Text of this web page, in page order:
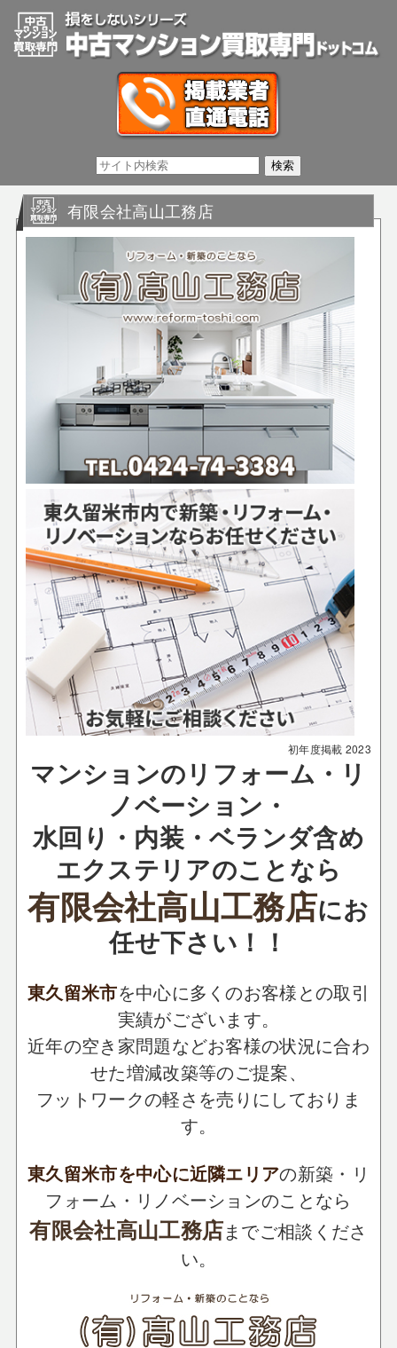
有限会社高山工務店
初年度掲載 2023
マンションのリフォーム・リ
ノベーション・
水回り・内装・ベランダ含め
エクステリアのことなら
有限会社高山工務店にお
任せ下さい！！
東久留米市を中心に多くのお客様との取引
実績がございます。
近年の空き家問題などお客様の状況に合わ
せた増減改築等のご提案、
フットワークの軽さを売りにしておりま
す。
東久留米市を中心に近隣エリアの新築・リ
フォーム・リノベーションのことなら
有限会社高山工務店までご相談くださ
い。